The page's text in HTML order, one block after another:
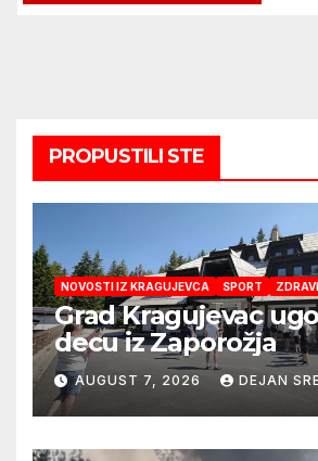
PROPUSTILI STE
NOVOSTI IZ KRAGUJEVCA SPORT
Grad Kragujevac
decu iz Zaporožja
AUGUST 7, 2026 DEJAN